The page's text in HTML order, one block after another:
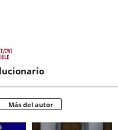
Más del autor